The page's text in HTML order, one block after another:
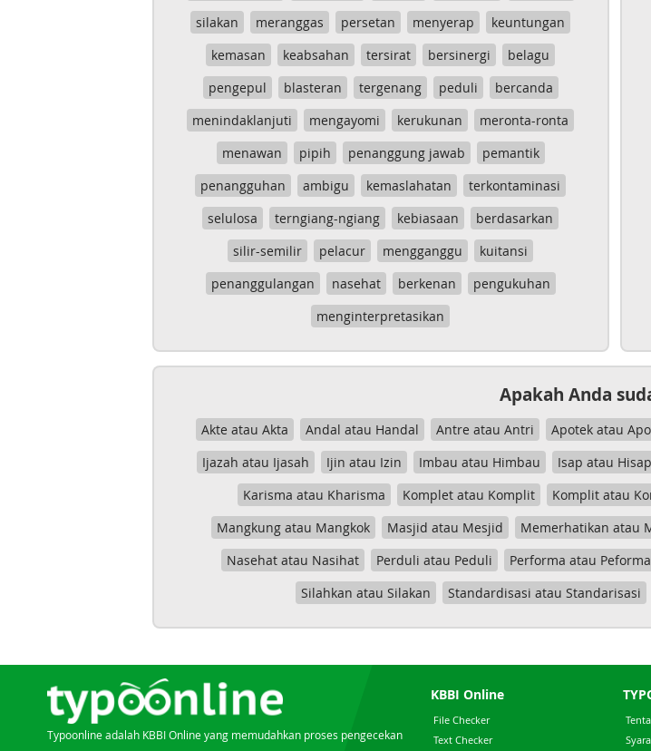
silakan
meranggas persetan menyerap
keuntungan
kemasan
keabsahan tersirat bersinergi
belagu
pengepul
blasteran tergenang peduli
bercanda
menindaklanjuti
mengayomi kerukunan
meronta-ronta
menawan
pipih penanggung jawab
pemantik
penangguhan
ambigu kemaslahatan
terkontaminasi
selulosa
terngiang-ngiang kebiasaan
berdasarkan
silir-semilir
pelacur mengganggu
kuitansi
penanggulangan
nasehat berkenan
pengukuhan
menginterpretasikan
Apakah Anda
Akte atau Akta Andal atau Handal Antre atau Antri Apotek atau
Ijazah atau Ijasah
Ijin atau Izin Imbau atau Himbau Isap atau Hisap
Karisma atau Kharisma
Komplet atau Komplit Komplit atau
Mangkung atau Mangkok
Masjid atau Mesjid Memerhatikan atau
Nasehat atau Nasihat
Perduli atau Peduli Performa atau Peforma
Silahkan atau Silakan
Standardisasi atau Standarisasi
Typoonline adalah KBBI Online yang memudahkan proses pengecekan
KBBI Online
File Checker
Text Checker